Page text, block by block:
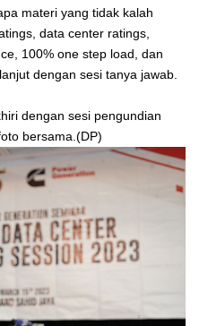
materi yang tidak kalah
data center ratings,
100% one step load, dan
dengan sesi tanya jawab.
dengan sesi pengundian
bersama.(DP)